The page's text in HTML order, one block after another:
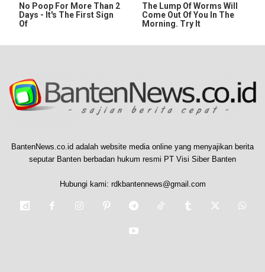
No Poop For More Than 2
Days - It's The First Sign
Of
The Lump Of Worms Will
Come Out Of You In The
Morning. Try It
BantenNews.co.id adalah website media online yang menyajikan berita
seputar Banten berbadan hukum resmi PT Visi Siber Banten
Hubungi kami: rdkbantennews@gmail.com